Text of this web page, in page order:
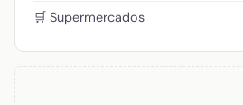
🛒 Supermercados